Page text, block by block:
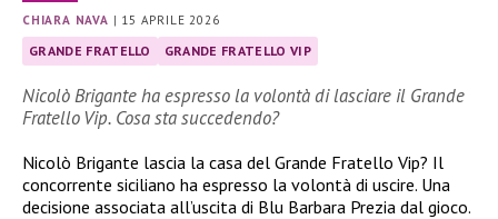
CHIARA NAVA | 15 APRILE 2026
GRANDE FRATELLO GRANDE FRATELLO VIP
Nicolò Brigante ha espresso la volontà di lasciare il Grande
Fratello Vip. Cosa sta succedendo?
Nicolò Brigante lascia la casa del Grande Fratello Vip? Il
concorrente siciliano ha espresso la volontà di uscire. Una
decisione associata all’uscita di Blu Barbara Prezia dal gioco.